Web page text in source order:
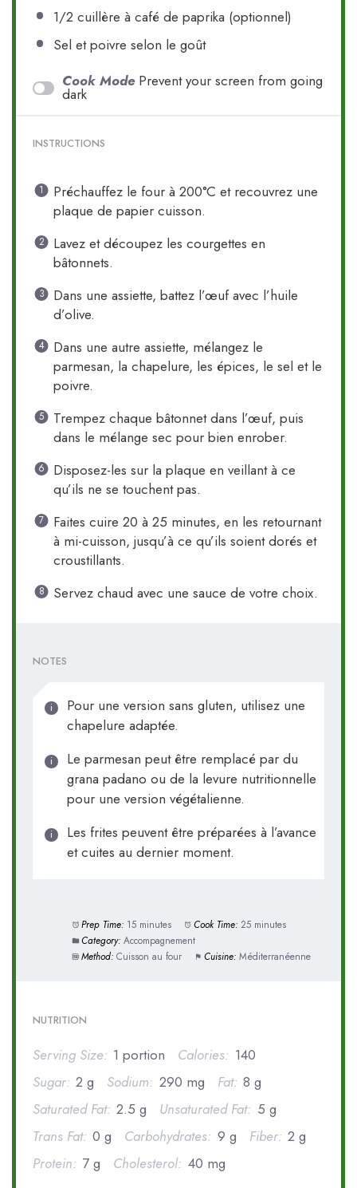
1/2 cuillère à café de paprika (optionnel)
Sel et poivre selon le goût
Cook Mode Prevent your screen from going
dark
INSTRUCTIONS
Préchauffez le four à 200°C et recouvrez une
plaque de papier cuisson.
Lavez et découpez les courgettes en
bâtonnets.
Dans une assiette, battez l’œuf avec l’huile
d’olive.
Dans une autre assiette, mélangez le
parmesan, la chapelure, les épices, le sel et le
poivre.
Trempez chaque bâtonnet dans l’œuf, puis
dans le mélange sec pour bien enrober.
Disposez-les sur la plaque en veillant à ce
qu’ils ne se touchent pas.
Faites cuire 20 à 25 minutes, en les retournant
à mi-cuisson, jusqu’à ce qu’ils soient dorés et
croustillants.
Servez chaud avec une sauce de votre choix.
NOTES
Pour une version sans gluten, utilisez une
chapelure adaptée.
Le parmesan peut être remplacé par du
grana padano ou de la levure nutritionnelle
pour une version végétalienne.
Les frites peuvent être préparées à l’avance
et cuites au dernier moment.
Prep Time: 15 minutes Cook Time: 25 minutes
Category: Accompagnement
Method: Cuisson au four Cuisine: Méditerranéenne
NUTRITION
Serving Size: 1 portion Calories: 140
Sugar: 2 g Sodium: 290 mg Fat: 8 g
Saturated Fat: 2.5 g Unsaturated Fat: 5 g
Trans Fat: 0 g Carbohydrates: 9 g Fiber: 2 g
Protein: 7 g Cholesterol: 40 mg